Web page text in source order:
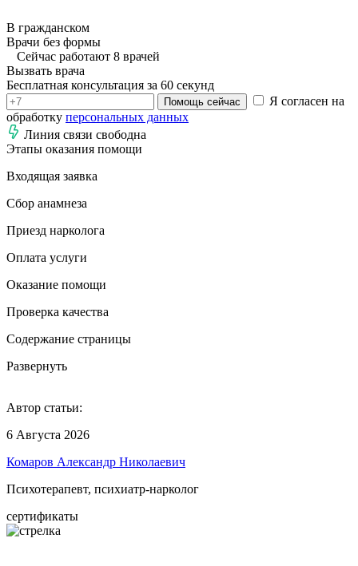
В гражданском
Врачи без формы
Сейчас работают 8 врачей
Вызвать врача
Бесплатная консультация за 60 секунд
Помощь сейчас
Я согласен на
обработку персональных данных
Линия связи свободна
Этапы оказания помощи
Входящая заявка
Сбор анамнеза
Приезд нарколога
Оплата услуги
Оказание помощи
Проверка качества
Содержание страницы
Развернуть
Автор статьи:
6 Августа 2026
Комаров Александр Николаевич
Психотерапевт, психиатр-нарколог
сертификаты